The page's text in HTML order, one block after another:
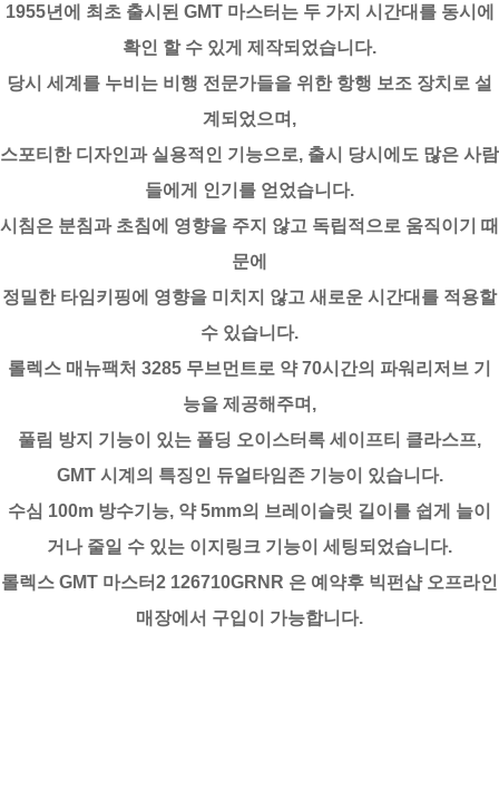
1955년에 최초 출시된 GMT 마스터는 두 가지 시간대를 동시에
확인 할 수 있게 제작되었습니다.
당시 세계를 누비는 비행 전문가들을 위한 항행 보조 장치로 설
계되었으며,
스포티한 디자인과 실용적인 기능으로, 출시 당시에도 많은 사람
들에게 인기를 얻었습니다.
시침은 분침과 초침에 영향을 주지 않고 독립적으로 움직이기 때
문에
정밀한 타임키핑에 영향을 미치지 않고 새로운 시간대를 적용할
수 있습니다.
롤렉스 매뉴팩처 3285 무브먼트로 약 70시간의 파워리저브 기
능을 제공해주며,
풀림 방지 기능이 있는 폴딩 오이스터록 세이프티 클라스프,
GMT 시계의 특징인 듀얼타임존 기능이 있습니다.
수심 100m 방수기능, 약 5mm의 브레이슬릿 길이를 쉽게 늘이
거나 줄일 수 있는 이지링크 기능이 세팅되었습니다.
롤렉스 GMT 마스터2 126710GRNR 은 예약후 빅펀샵 오프라인
매장에서 구입이 가능합니다.